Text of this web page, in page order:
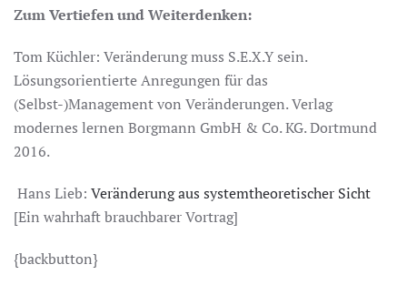
Zum Vertiefen und Weiterdenken:
Tom Küchler: Veränderung muss S.E.X.Y sein.
Lösungsorientierte Anregungen für das
(Selbst-)Management von Veränderungen. Verlag
modernes lernen Borgmann GmbH & Co. KG. Dortmund
2016.
Hans Lieb: Veränderung aus systemtheoretischer Sicht
[Ein wahrhaft brauchbarer Vortrag]
{backbutton}